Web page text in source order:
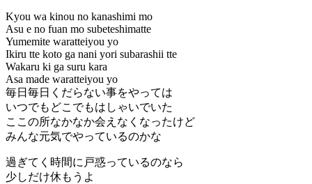
Kyou wa kinou no kanashimi mo
Asu e no fuan mo subeteshimatte
Yumemite waratteiyou yo
Ikiru tte koto ga nani yori subarashii tte
Wakaru ki ga suru kara
Asa made waratteiyou yo
毎日毎日くだらない事をやっては
いつでもどこでもはしゃいでいた
ここの所なかなか会えなくなったけど
みんな元気でやっているのかな
過ぎてく時間に戸惑っているのなら
少しだけ休もうよ